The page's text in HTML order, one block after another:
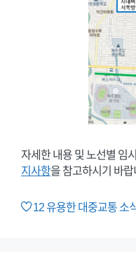
자세한 내용 및 노선별 임
지사항을 참고하시기 바랍
12유용한 대중교통 소